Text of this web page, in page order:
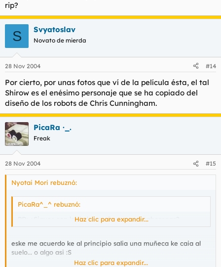
rip?
S Svyatoslav
Novato de mierda
28 Nov 2004 #14
Por cierto, por unas fotos que ví de la película ésta, el tal
Shirow es el enésimo personaje que se ha copiado del
diseño de los robots de Chris Cunningham.
PicaRa ·_.
Freak
28 Nov 2004 #15
Nyotai Mori rebuznó:
PicaRa^_^ rebuznó:
PD: ¿Sigues con lo de las muñecas esas cabezonas?
Haz clic para expandir...
eske me acuerdo ke al principio salia una muñeca ke caia al
suelo... o algo asi :S
Haz clic para expandir...